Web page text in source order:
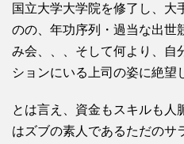
国立大学大学院を修了し、大
のの、年功序列・過当な出世
み会、、、そして何より、自
ションにいる上司の姿に絶望
とは言え、資金もスキルも人
はズブの素人であるただのサ